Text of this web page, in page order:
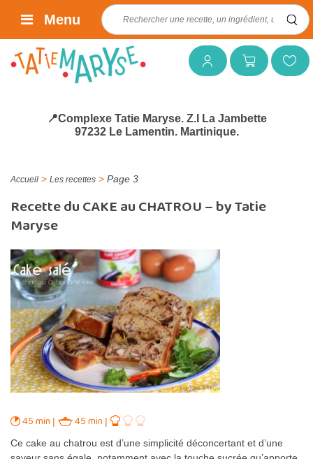
Mon compteMon panierMes favoris
Rechercher :
Menu
📍Complexe Tatie Maryse. Z.I La Jambette
97232 Le Lamentin. Martinique.
Accueil > Les recettes > Page 3
Recette du CAKE au CHATROU – by Tatie
Maryse
45 min 45 min
Ce cake au chatrou est d’une simplicité déconcertant et d’une